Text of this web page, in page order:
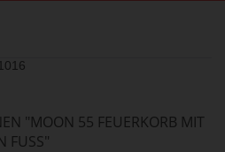
"MOON 55 FEUERKORB MIT
FUSS"